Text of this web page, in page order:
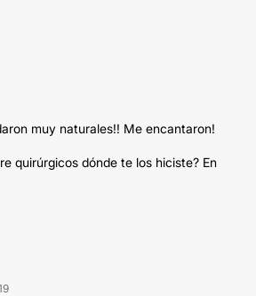
muy naturales!! Me encantaron!
quirúrgicos dónde te los hiciste? En